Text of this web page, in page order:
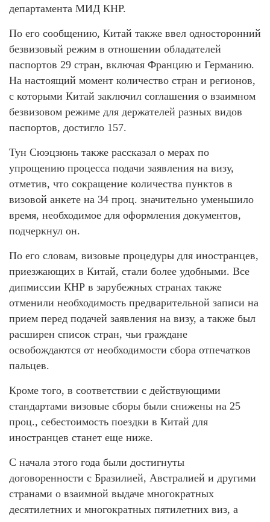
департамента МИД КНР.
По его сообщению, Китай также ввел односторонний
безвизовый режим в отношении обладателей
паспортов 29 стран, включая Францию и Германию.
На настоящий момент количество стран и регионов,
с которыми Китай заключил соглашения о взаимном
безвизовом режиме для держателей разных видов
паспортов, достигло 157.
Тун Сюэцзюнь также рассказал о мерах по
упрощению процесса подачи заявления на визу,
отметив, что сокращение количества пунктов в
визовой анкете на 34 проц. значительно уменьшило
время, необходимое для оформления документов,
подчеркнул он.
По его словам, визовые процедуры для иностранцев,
приезжающих в Китай, стали более удобными. Все
дипмиссии КНР в зарубежных странах также
отменили необходимость предварительной записи на
прием перед подачей заявления на визу, а также был
расширен список стран, чьи граждане
освобождаются от необходимости сбора отпечатков
пальцев.
Кроме того, в соответствии с действующими
стандартами визовые сборы были снижены на 25
проц., себестоимость поездки в Китай для
иностранцев станет еще ниже.
С начала этого года были достигнуты
договоренности с Бразилией, Австралией и другими
странами о взаимной выдаче многократных
десятилетних и многократных пятилетних виз, а